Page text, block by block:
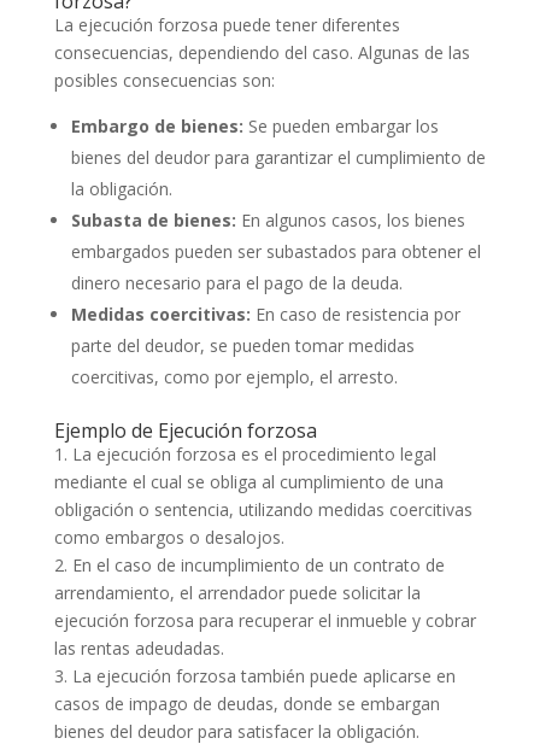
La ejecución forzosa puede tener diferentes
consecuencias, dependiendo del caso. Algunas de las
posibles consecuencias son:
Embargo de bienes: Se pueden embargar los
bienes del deudor para garantizar el cumplimiento de
la obligación.
Subasta de bienes: En algunos casos, los bienes
embargados pueden ser subastados para obtener el
dinero necesario para el pago de la deuda.
Medidas coercitivas: En caso de resistencia por
parte del deudor, se pueden tomar medidas
coercitivas, como por ejemplo, el arresto.
Ejemplo de Ejecución forzosa
1. La ejecución forzosa es el procedimiento legal
mediante el cual se obliga al cumplimiento de una
obligación o sentencia, utilizando medidas coercitivas
como embargos o desalojos.
2. En el caso de incumplimiento de un contrato de
arrendamiento, el arrendador puede solicitar la
ejecución forzosa para recuperar el inmueble y cobrar
las rentas adeudadas.
3. La ejecución forzosa también puede aplicarse en
casos de impago de deudas, donde se embargan
bienes del deudor para satisfacer la obligación.